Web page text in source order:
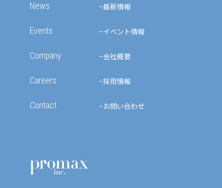
News 最新情報
Events イベント情報
Company 会社概要
Careers 採用情報
Contact お問い合わせ